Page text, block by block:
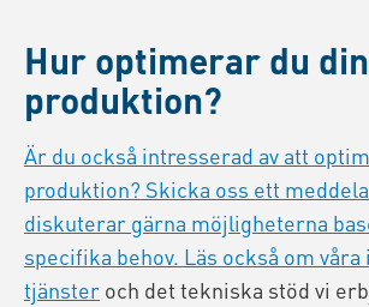
Hur optimerar du din
produktion?
Är du också intresserad av att
produktion? Skicka oss ett
diskuterar gärna möjligheterna
specifika behov. Läs också om våra
tjänster och det tekniska stöd vi